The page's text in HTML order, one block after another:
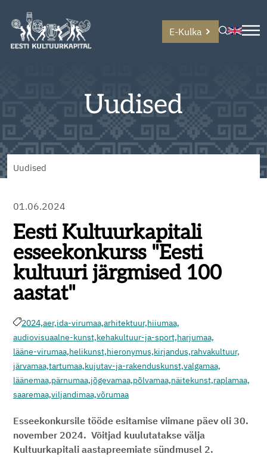
E-Kulka
Uudised
Uudised
01.06.2024
Eesti Kultuurkapitali
esseekonkurss "Eesti
kultuuri järgmised 100
aastat"
2024,aer,ida-virumaa,arhitektuur,hiiumaa,
audiovisuaalne-kunst,kehakultuur-ja-sport,harjumaa,
lääne-virumaa,helikunst,hieronymus,kirjandus,rahvakultuur,
järvamaa,tartumaa,kujutav-ja-rakenduskunst,valgamaa,
läänemaa,pärnumaa,jõgevamaa,põlvamaa,näitekunst,raplamaa,
saaremaa,viljandimaa,võrumaa
Esseekonkursile tööde esitamise viimane päev oli 30.
november 2024. Võitjad kuulutatakse välja
Kultuurkapitali aastapreemiate sündmusel 2.